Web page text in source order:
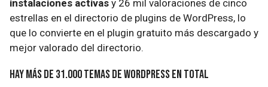
instalaciones activas y 26 mil valoraciones de cinco
estrellas en el directorio de plugins de WordPress, lo
que lo convierte en el plugin gratuito más descargado y
mejor valorado del directorio.
Hay más de 31.000 temas de WordPress en total